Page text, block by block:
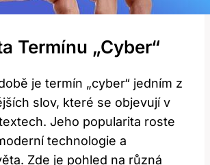
Termínu „cyber“
je termín „cyber“ jedním z
slov, které se objevují v
Jeho popularita roste
technologie a⁤
Zde je pohled na různá